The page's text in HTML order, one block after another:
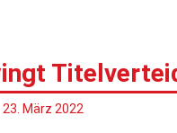
23. März 2022